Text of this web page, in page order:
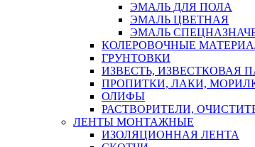
ЭМАЛЬ ДЛЯ ПОЛА
ЭМАЛЬ ЦВЕТНАЯ
ЭМАЛЬ
КОЛЕРОВОЧНЫЕ
ГРУНТОВКИ
ИЗВЕСТЬ, ИЗВЕСТКОВАЯ
ПРОПИТКИ, ЛАКИ,
ОЛИФЫ
РАСТВОРИТЕЛИ,
ЛЕНТЫ МОНТАЖНЫЕ
ИЗОЛЯЦИОННАЯ ЛЕНТА